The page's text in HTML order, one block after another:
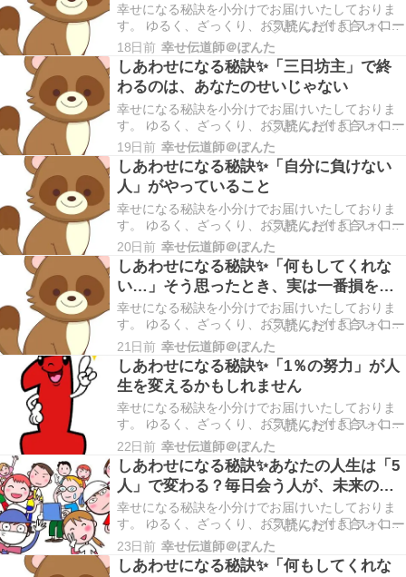
幸せになる秘訣を小分けでお届けいたしておりま
す。 ゆるく、ざっくり、お気軽にお付き合いくだ
さいませ。 こんにちは幸せ伝道師＠ぽんたです。
本日もご訪問いただきありがとうございます。 ＊
早速ですが、ブログランキングに参加しておりま
す。あなたの１ポチが私のモチベーションにつな
がりま…
18日前 幸せ伝道師＠ぽんた
しあわせになる秘訣✨「三日坊主」で終
わるのは、あなたのせいじゃない
幸せになる秘訣を小分けでお届けいたしておりま
す。 ゆるく、ざっくり、お気軽にお付き合いくだ
さいませ。 こんにちは幸せ伝道師＠ぽんたです。
本日もご訪問いただきありがとうございます。 ＊
早速ですが、ブログランキングに参加しておりま
す。あなたの１ポチが私のモチベーションにつな
がりま…
19日前 幸せ伝道師＠ぽんた
しあわせになる秘訣✨「自分に負けない
人」がやっていること
幸せになる秘訣を小分けでお届けいたしておりま
す。 ゆるく、ざっくり、お気軽にお付き合いくだ
さいませ。 こんにちは幸せ伝道師＠ぽんたです。
本日もご訪問いただきありがとうございます。 ＊
早速ですが、ブログランキングに参加しておりま
す。あなたの１ポチが私のモチベーションにつな
がりま…
20日前 幸せ伝道師＠ぽんた
しあわせになる秘訣✨「何もしてくれな
い…」そう思ったとき、実は一番損をし
ているのは（続編）
幸せになる秘訣を小分けでお届けいたしておりま
す。 ゆるく、ざっくり、お気軽にお付き合いくだ
さいませ。 こんにちは幸せ伝道師＠ぽんたです。
本日もご訪問いただきありがとうございます。 ＊
早速ですが、ブログランキングに参加しておりま
す。あなたの１ポチが私のモチベーションにつな
がりま…
21日前 幸せ伝道師＠ぽんた
しあわせになる秘訣✨「1％の努力」が人
生を変えるかもしれません
幸せになる秘訣を小分けでお届けいたしておりま
す。 ゆるく、ざっくり、お気軽にお付き合いくだ
さいませ。 こんにちは幸せ伝道師＠ぽんたです。
本日もご訪問いただきありがとうございます。 ＊
早速ですが、ブログランキングに参加しておりま
す。あなたの１ポチが私のモチベーションにつな
がりま…
22日前 幸せ伝道師＠ぽんた
しあわせになる秘訣✨あなたの人生は「5
人」で変わる？毎日会う人が、未来のあ
なたをつくっています
幸せになる秘訣を小分けでお届けいたしておりま
す。 ゆるく、ざっくり、お気軽にお付き合いくだ
さいませ。 こんにちは幸せ伝道師＠ぽんたです。
本日もご訪問いただきありがとうございます。 ＊
早速ですが、ブログランキングに参加しておりま
23日前 幸せ伝道師＠ぽんた
しあわせになる秘訣✨「何もしてくれな